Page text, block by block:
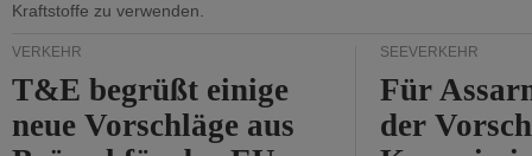
Kraftstoffe zu verwenden.
VERKEHR
T&E begrüßt einige
neue Vorschläge aus
SEEVERKEHR
Für
der